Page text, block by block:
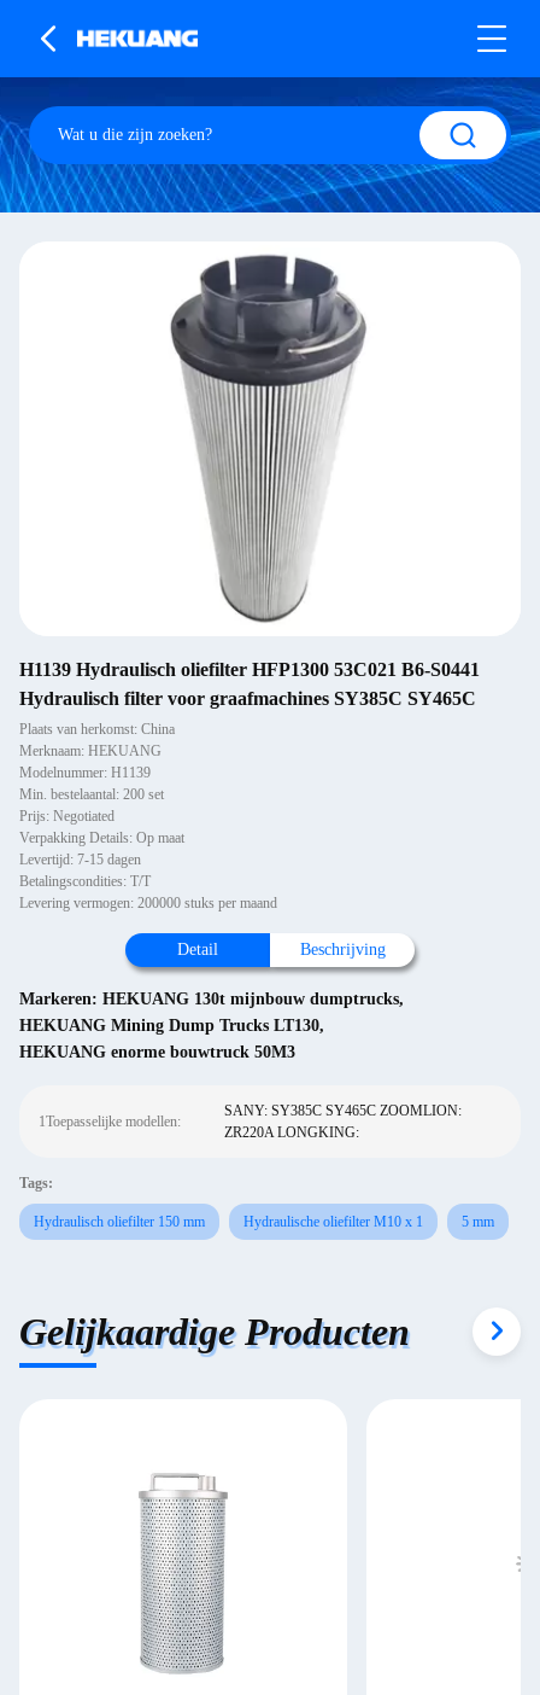
H1139 Hydraulisch oliefilter HFP1300 53C021 B6-S0441
Hydraulisch filter voor graafmachines SY385C SY465C
Plaats van herkomst: China
Merknaam: HEKUANG
Modelnummer: H1139
Min. bestelaantal: 200 set
Prijs: Negotiated
Verpakking Details: Op maat
Levertijd: 7-15 dagen
Betalingscondities: T/T
Levering vermogen: 200000 stuks per maand
Detail Beschrijving
Markeren: HEKUANG 130t mijnbouw dumptrucks,
HEKUANG Mining Dump Trucks LT130,
HEKUANG enorme bouwtruck 50M3
1Toepasselijke modellen:
SANY: SY385C SY465C ZOOMLION:
ZR220A LONGKING:
Tags:
Hydraulisch oliefilter 150 mm Hydraulische oliefilter M10 x 1 5 mm
Gelijkaardige Producten